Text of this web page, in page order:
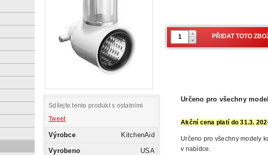
Sdílejte tento produkt s ostatními
Tweet
Výrobce KitchenAid
Vyrobeno USA
Určeno pro všechny
Akční cena platí do 31.3.
Určeno pro všechny modely
v nabídce.